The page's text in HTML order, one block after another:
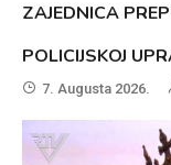
ZAJEDNICA
POLICIJSKOJ
7. Augusta 2026.